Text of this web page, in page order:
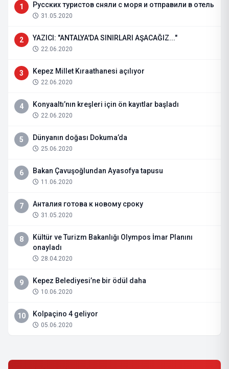
1 Русских туристов сняли с моря и отправили в отель
31.05.2020
2 YAZICI: "ANTALYA'DA SINIRLARI AŞACAĞIZ..."
22.06.2020
3 Kepez Millet Kıraathanesi açılıyor
22.06.2020
4 Konyaaltı’nın kreşleri için ön kayıtlar başladı
22.06.2020
5 Dünyanın doğası Dokuma’da
25.06.2020
6 Bakan Çavuşoğlundan Ayasofya tapusu
11.06.2020
7 Анталия готова к новому сроку
31.05.2020
8
Kültür ve Turizm Bakanlığı Olympos İmar Planını
onayladı
28.04.2020
9 Kepez Belediyesi’ne bir ödül daha
10.06.2020
10 Kolpaçino 4 geliyor
05.06.2020